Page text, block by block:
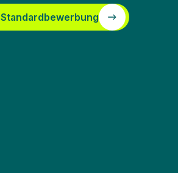
Standardbewerbung